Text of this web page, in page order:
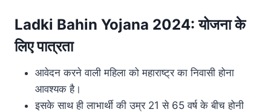
Ladki Bahin Yojana 2024:योजना के
लिए पात्रता
आवेदन करने वाली महिला को महाराष्ट्र का निवासी होना
आवश्यक है।
इसके साथ ही लाभार्थी की उम्र 21 से 65 वर्ष के बीच होनी